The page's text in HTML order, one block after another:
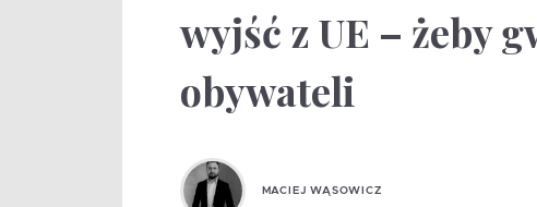
wyjść z UE – żeby
obywateli
MACIEJ WĄSOWICZ